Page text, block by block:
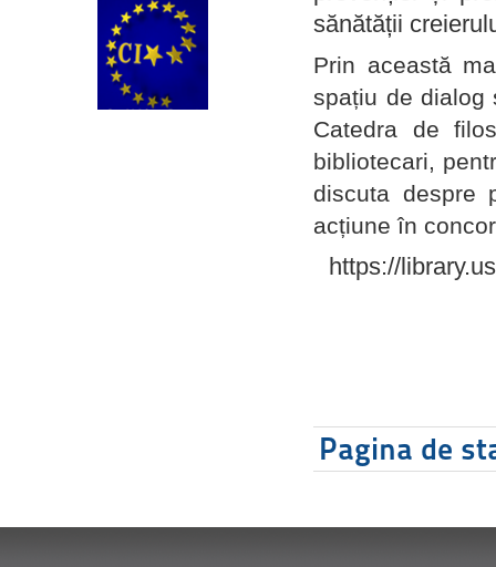
sănătății
Prin această
spațiu de dialog
Catedra de
bibliotecari,
discuta despre
acțiune în
https://
Pagina de